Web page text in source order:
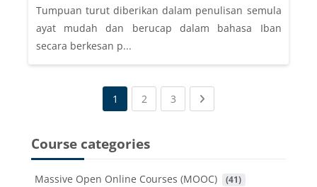
Tumpuan turut diberikan dalam penulisan semula
ayat mudah dan berucap dalam bahasa Iban
secara berkesan p...
1 2(current)
3(current)
Course categories
Massive Open Online Courses (MOOC) (41)